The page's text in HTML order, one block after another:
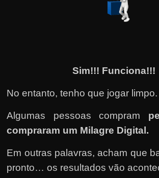
Sim!!! Funciona!!!
No entanto, tenho que jogar limpo.
Algumas pessoas compram
compraram um Milagre Digital.
Em outras palavras, acham que
pronto… os resultados vão